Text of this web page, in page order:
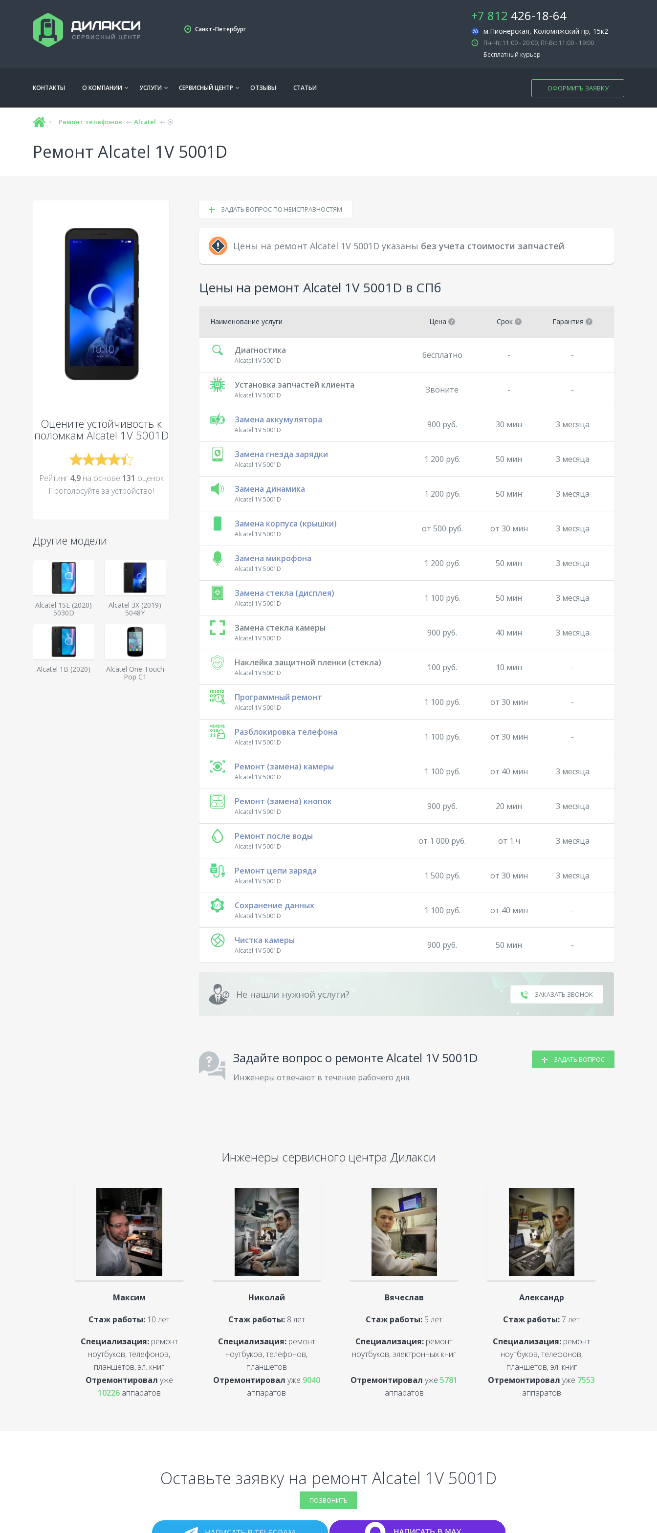
Санкт-Петербург
+7 812 426-18-64
м.Пионерская, Коломяжский пр, 15к2
Пн-Чт: 11:00 - 20:00, Пт-Вс: 11:00 - 19:00
Бесплатный курьер
КОНТАКТЫ О КОМПАНИИ УСЛУГИ СЕРВИСНЫЙ ЦЕНТР ОТЗЫВЫ СТАТЬИ ОФОРМИТЬ ЗАЯВКУ
Ремонт телефонов Alcatel
Ремонт Alcatel 1V 5001D
Оцените устойчивость к
поломкам Alcatel 1V 5001D
Рейтинг 4,9на основе 131 оценок
Проголосуйте за устройcтво!
Другие модели
Alcatel 1SE (2020)
5030D
Alcatel 3X (2019)
5048Y
Alcatel 1B (2020)
Alcatel One Touch
Pop C1
ЗАДАТЬ ВОПРОС ПО НЕИСПРАВНОСТЯМ
Цены на ремонт Alcatel 1V 5001D указаны без учета стоимости запчастей
Цены на ремонт Alcatel 1V 5001D в СПб
Наименование услуги Цена Срок Гарантия
Диагностика
Alcatel 1V 5001D
бесплатно - -
Установка запчастей клиента
Alcatel 1V 5001D
Звоните - -
Замена аккумулятора
Alcatel 1V 5001D
900 руб. 30 мин 3 месяца
Замена гнезда зарядки
Alcatel 1V 5001D
1 200 руб. 50 мин 3 месяца
Замена динамика
Alcatel 1V 5001D
1 200 руб. 50 мин 3 месяца
Замена корпуса (крышки)
Alcatel 1V 5001D
от 500 руб. от 30 мин 3 месяца
Замена микрофона
Alcatel 1V 5001D
1 200 руб. 50 мин 3 месяца
Замена стекла (дисплея)
Alcatel 1V 5001D
1 100 руб. 50 мин 3 месяца
Замена стекла камеры
Alcatel 1V 5001D
900 руб. 40 мин 3 месяца
Наклейка защитной пленки (стекла)
Alcatel 1V 5001D
100 руб. 10 мин -
Программный ремонт
Alcatel 1V 5001D
1 100 руб. от 30 мин -
Разблокировка телефона
Alcatel 1V 5001D
1 100 руб. от 30 мин -
Ремонт (замена) камеры
Alcatel 1V 5001D
1 100 руб. от 40 мин 3 месяца
Ремонт (замена) кнопок
Alcatel 1V 5001D
900 руб. 20 мин 3 месяца
Ремонт после воды
Alcatel 1V 5001D
от 1 000 руб. от 1 ч 3 месяца
Ремонт цепи заряда
Alcatel 1V 5001D
1 500 руб. от 30 мин 3 месяца
Сохранение данных
Alcatel 1V 5001D
1 100 руб. от 40 мин -
Чистка камеры
Alcatel 1V 5001D
900 руб. 50 мин -
Не нашли нужной услуги? ЗАКАЗАТЬ ЗВОНОК
Задайте вопрос о ремонте Alcatel 1V 5001D
Инженеры отвечают в течение рабочего дня.
ЗАДАТЬ ВОПРОС
Инженеры сервисного центра Дилакси
Максим
Стаж работы: 10 лет
Специализация:ремонт
ноутбуков, телефонов,
планшетов, эл. книг
Отремонтировал уже
10226аппаратов
Николай
Стаж работы:8 лет
Специализация:ремонт
ноутбуков, телефонов,
планшетов
Отремонтировал уже 9040
аппаратов
Вячеслав
Стаж работы: 5 лет
Специализация: ремонт
ноутбуков, электронных книг
Отремонтировалуже5781
аппаратов
Александр
Стаж работы:7 лет
Специализация: ремонт
ноутбуков, телефонов,
планшетов, эл. книг
Отремонтировалуже 7553
аппаратов
Оставьте заявку на ремонт Alcatel 1V 5001D
ПОЗВОНИТЬ